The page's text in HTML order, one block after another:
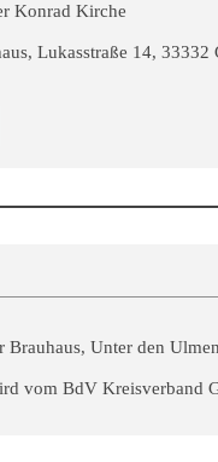
Konrad Kirche
Lukasstraße 14, 33332
Brauhaus, Unter den
vom BdV Kreisverband